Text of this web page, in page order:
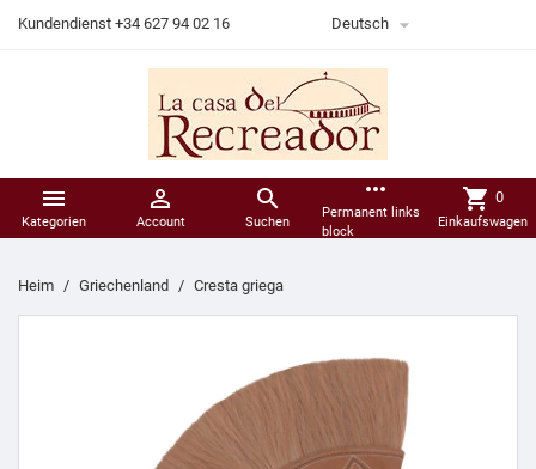
Kundendienst +34 627 94 02 16 Deutsch 

Kategorien

Account

Suchen
more_horiz
Permanent links
block
shopping_cart 0
Einkaufswagen
Heim Griechenland Cresta griega